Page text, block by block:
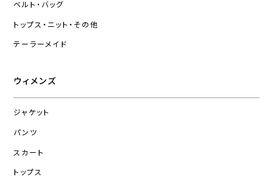
ベルト・バッグ
トップス・ニット・その他
テーラーメイド
ウィメンズ
ジャケット
パンツ
スカート
トップス